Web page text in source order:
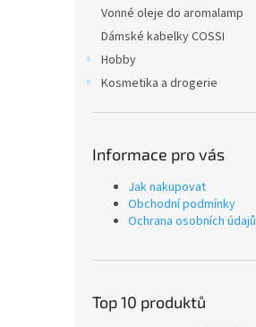
Vonné oleje do aromalamp
Dámské kabelky COSSI
Hobby
Kosmetika a drogerie
Informace pro vás
Jak nakupovat
Obchodní podmínky
Ochrana osobních údajů
Top 10 produktů